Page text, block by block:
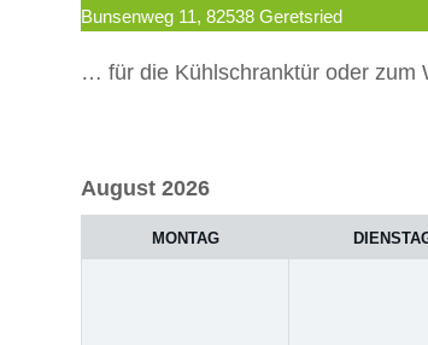
Bunsenweg 11, 82538 Geretsried
… für die Kühlschranktür oder zum
Auswahl
August 2026
MONTAG